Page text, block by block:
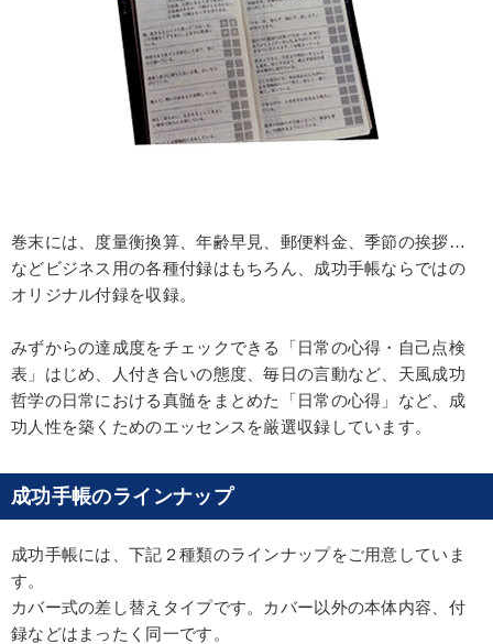
巻末には、度量衡換算、年齢早見、郵便料金、季節の挨拶…
などビジネス用の各種付録はもちろん、成功手帳ならではの
オリジナル付録を収録。
みずからの達成度をチェックできる「日常の心得・自己点検
表」はじめ、人付き合いの態度、毎日の言動など、天風成功
哲学の日常における真髄をまとめた「日常の心得」など、成
功人性を築くためのエッセンスを厳選収録しています。
成功手帳のラインナップ
成功手帳には、下記２種類のラインナップをご用意していま
す。
カバー式の差し替えタイプです。カバー以外の本体内容、付
録などはまったく同一です。